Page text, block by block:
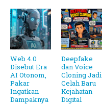
Web 4.0
Disebut Era
AI Otonom,
Pakar
Ingatkan
Dampaknya
Deepfake
dan Voice
Cloning Jadi
Celah Baru
Kejahatan
Digital